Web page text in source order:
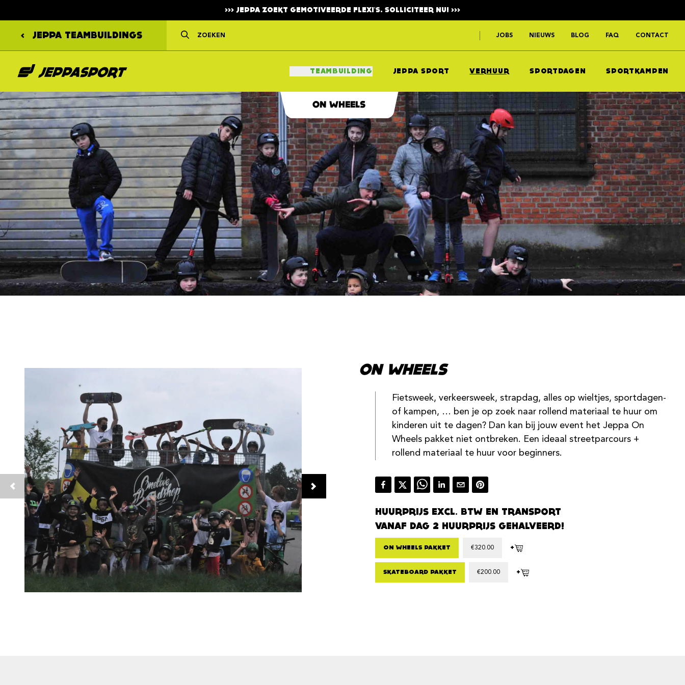
>>> JEPPA ZOEKT GEMOTIVEERDE FLEXI'S. SOLLICITEER NU! >>>
JEPPA TEAMBUILDINGS JOBS NIEUWS BLOG FAQ CONTACT
TEAMBUILDING JEPPA SPORT VERHUUR SPORTDAGEN SPORTKAMPEN
ON WHEELS
ON WHEELS
Fietsweek, verkeersweek, strapdag, alles op wieltjes, sportdagen-
of kampen, … ben je op zoek naar rollend materiaal te huur om
kinderen uit te dagen? Dan kan bij jouw event het Jeppa On
Wheels pakket niet ontbreken. Een ideaal streetparcours +
rollend materiaal te huur voor beginners.
HUURPRIJS EXCL. BTW EN TRANSPORT
VANAF DAG 2 HUURPRIJS GEHALVEERD!
ON WHEELS PAKKET €320.00 +
SKATEBOARD PAKKET €200.00 +